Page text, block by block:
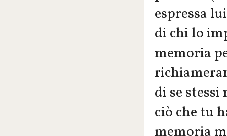
espressa
di chi lo
memoria
di se
ciò che tu